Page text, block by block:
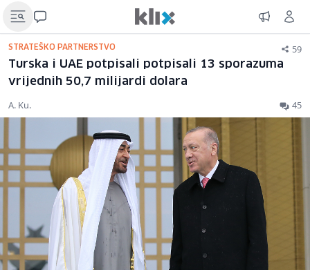
STRATEŠKO PARTNERSTVO 59
Turska i UAE potpisali potpisali 13 sporazuma
vrijednih 50,7 milijardi dolara
A. Ku. 45